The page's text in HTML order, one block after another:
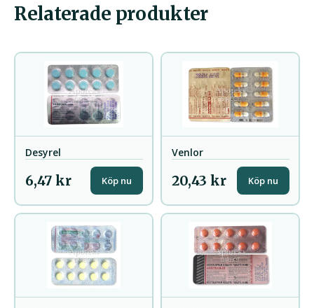
Relaterade produkter
Desyrel
6,47 kr Köp nu
Venlor
20,43 kr Köp nu